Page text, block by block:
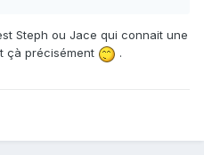
Steph ou Jace qui connait une
çà précisément
.